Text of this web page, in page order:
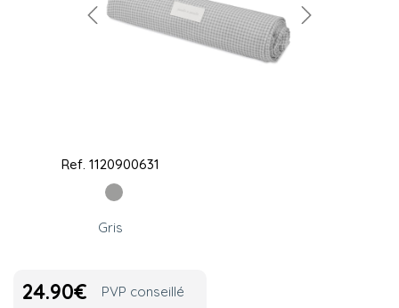
Ref. 1120900631
Gris
24.90€ PVP conseillé